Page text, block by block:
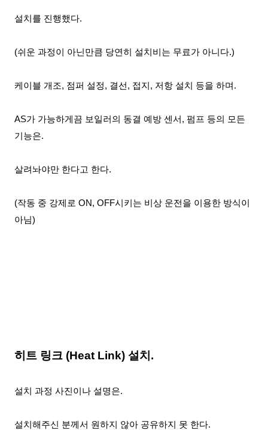
설치를 진행했다.
(쉬운 과정이 아닌만큼 당연히 설치비는 무료가 아니다.)
케이블 개조, 점퍼 설정, 결선, 접지, 저항 설치 등을 하며.
AS가 가능하게끔 보일러의 동결 예방 센서, 펌프 등의 모든
기능은.
살려놔야만 한다고 한다.
(작동 중 강제로 ON, OFF시키는 비상 운전을 이용한 방식이
아님)
히트 링크 (Heat Link) 설치.
설치 과정 사진이나 설명은.
설치 해주신 분께서 원하지 않아 공유하지 못 한다.